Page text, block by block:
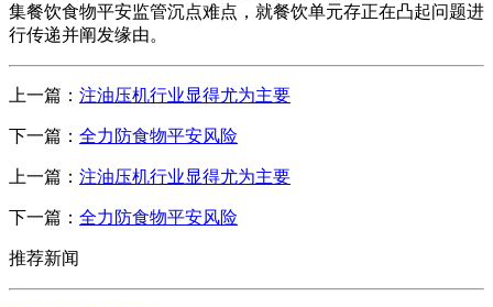
集餐饮食物平安监管沉点难点，就餐饮单元存正在凸起问题进
行传递并阐发缘由。
上一篇： 注油压机行业显得尤为主要
下一篇： 全力防食物平安风险
上一篇： 注油压机行业显得尤为主要
下一篇： 全力防食物平安风险
推荐新闻